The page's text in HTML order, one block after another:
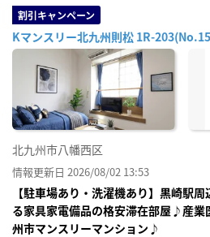
割引キャンペーン
Kマンスリー北九州則松 1R-
北九州市八幡西区
情報更新日 2026/08/02 13:53
【駐車場あり・洗濯機あり】黒崎駅
る家具家電備品の格安滞在部屋♪産業
州市マンスリーマンション♪